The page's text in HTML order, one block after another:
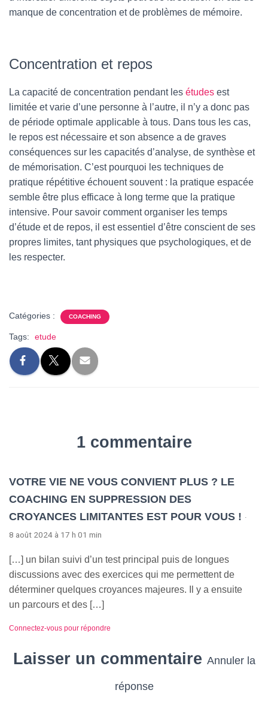
manque de concentration et de problèmes de mémoire.
Concentration et repos
La capacité de concentration pendant les études est
limitée et varie d’une personne à l’autre, il n’y a donc pas
de période optimale applicable à tous. Dans tous les cas,
le repos est nécessaire et son absence a de graves
conséquences sur les capacités d’analyse, de synthèse et
de mémorisation. C’est pourquoi les techniques de
pratique répétitive échouent souvent : la pratique espacée
semble être plus efficace à long terme que la pratique
intensive. Pour savoir comment organiser les temps
d’étude et de repos, il est essentiel d’être conscient de ses
propres limites, tant physiques que psychologiques, et de
les respecter.
Catégories : COACHING
Tags: etude
1 commentaire
VOTRE VIE NE VOUS CONVIENT PLUS ? LE
COACHING EN SUPPRESSION DES
CROYANCES LIMITANTES EST POUR VOUS ! ·
8 août 2024 à 17 h 01 min
[…] un bilan suivi d’un test principal puis de longues
discussions avec des exercices qui me permettent de
déterminer quelques croyances majeures. Il y a ensuite
un parcours et des […]
Connectez-vous pour répondre
Laisser un commentaire Annuler la
réponse